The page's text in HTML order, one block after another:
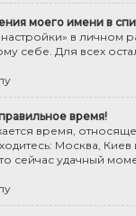
моего имени в
в личном
себе. Для всех
время!
время,
Москва,
сейчас удачный